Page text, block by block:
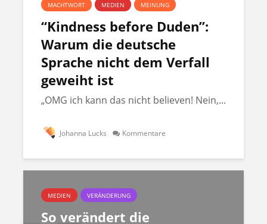
MACHTWORT MEDIEN MEINUNG
“Kindness before Duden”:
Warum die deutsche
Sprache nicht dem Verfall
geweiht ist
„OMG ich kann das nicht believen! Nein,...
Johanna Lucks Kommentare
MEDIEN VERÄNDERUNG
So verändert die